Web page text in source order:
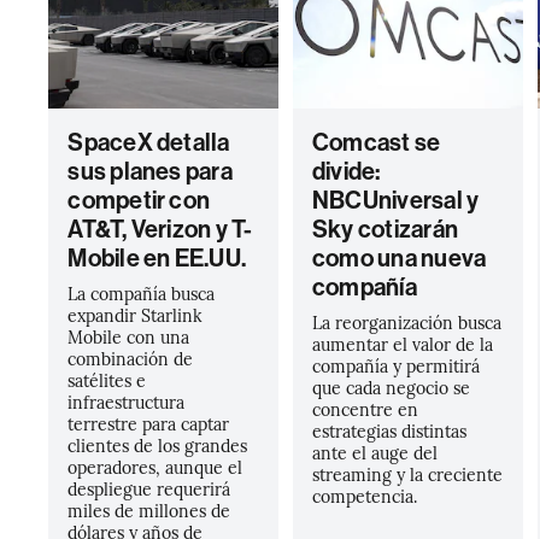
SpaceX detalla
sus planes para
competir con
AT&T, Verizon y T-
Mobile en EE.UU.
La compañía busca
expandir Starlink
Mobile con una
combinación de
satélites e
infraestructura
terrestre para captar
clientes de los grandes
operadores, aunque el
despliegue requerirá
miles de millones de
dólares y años de
Comcast se
divide:
NBCUniversal y
Sky cotizarán
como una nueva
compañía
La reorganización busca
aumentar el valor de la
compañía y permitirá
que cada negocio se
concentre en
estrategias distintas
ante el auge del
streaming y la creciente
competencia.